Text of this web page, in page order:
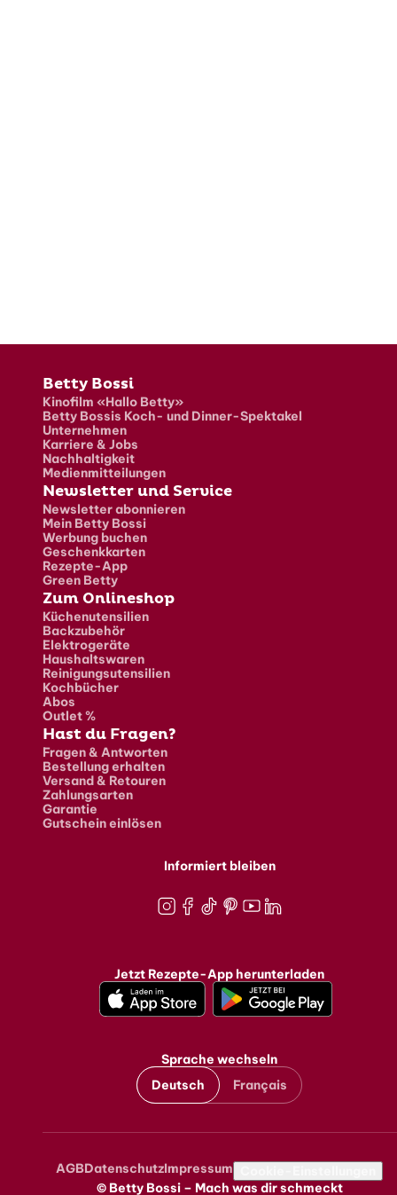
Fusszeile
Betty Bossi
Kinofilm «Hallo Betty»
Betty Bossis Koch- und Dinner-Spektakel
Unternehmen
Karriere & Jobs
Nachhaltigkeit
Medienmitteilungen
Newsletter und Service
Newsletter abonnieren
Mein Betty Bossi
Werbung buchen
Geschenkkarten
Rezepte-App
Green Betty
Zum Onlineshop
Küchenutensilien
Backzubehör
Elektrogeräte
Haushaltswaren
Reinigungsutensilien
Kochbücher
Abos
Outlet %
Hast du Fragen?
Fragen & Antworten
Bestellung erhalten
Versand & Retouren
Zahlungsarten
Garantie
Gutschein einlösen
Informiert bleiben
Jetzt Rezepte-App herunterladen
Sprache wechseln
Deutsch
Français
Metanavigation
AGBDatenschutzImpressum
© Betty Bossi – Mach was dir schmeckt